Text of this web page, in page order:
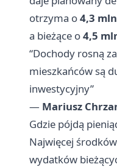
otrzyma o4,3 mln
a bieżące o4,5
“Dochody rosną
mieszkańców są
inwestycyjny”
— Mariusz
Gdzie pójdą
Najwięcej
wydatków